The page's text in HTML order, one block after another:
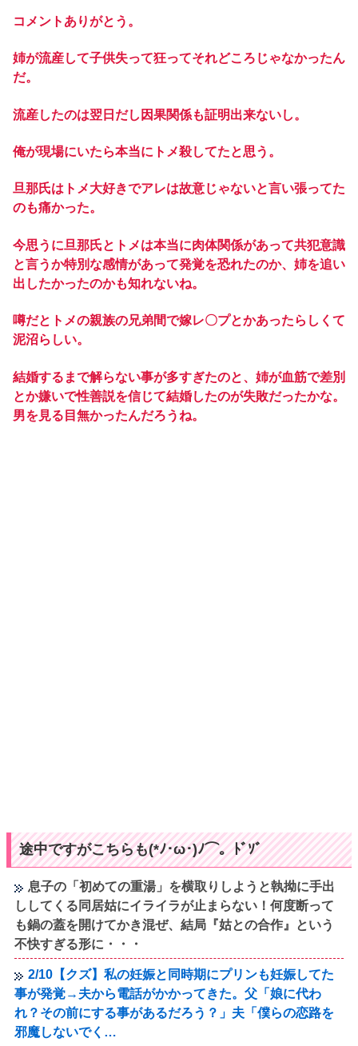
コメントありがとう。
姉が流産して子供失って狂ってそれどころじゃなかったん
だ。
流産したのは翌日だし因果関係も証明出来ないし。
俺が現場にいたら本当にトメ殺してたと思う。
旦那氏はトメ大好きでアレは故意じゃないと言い張ってた
のも痛かった。
今思うに旦那氏とトメは本当に肉体関係があって共犯意識
と言うか特別な感情があって発覚を恐れたのか、姉を追い
出したかったのかも知れないね。
噂だとトメの親族の兄弟間で嫁レ〇プとかあったらしくて
泥沼らしい。
結婚するまで解らない事が多すぎたのと、姉が血筋で差別
とか嫌いで性善説を信じて結婚したのが失敗だったかな。
男を見る目無かったんだろうね。
途中ですがこちらも(*ﾉ･ω･)ﾉ⌒。ﾄﾞｿﾞ
息子の「初めての重湯」を横取りしようと執拗に手出
ししてくる同居姑にイライラが止まらない！何度断って
も鍋の蓋を開けてかき混ぜ、結局『姑との合作』という
不快すぎる形に・・・
2/10【クズ】私の妊娠と同時期にプリンも妊娠してた
事が発覚→夫から電話がかかってきた。父「娘に代わ
れ？その前にする事があるだろう？」夫「僕らの恋路を
邪魔しないでく…